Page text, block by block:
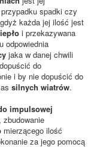
spadki czy
każda jej ilość jest
i przekazywana
odpowiednia
jaka w danej chwili
do
i by nie dopuścić do
silnych wiatrów.
impulsowej
zbudowanie
mierzącego ilość
za jego pomocą